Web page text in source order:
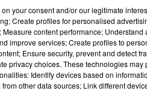
dont 6 mois avec sursis
your consent and/or our legitimate
Create profiles for personalised
content performance; Understand
improve services; Create profiles to
Ensure security, prevent and detect
privacy choices. These technologies may
Identify devices based on
other data sources; Link different